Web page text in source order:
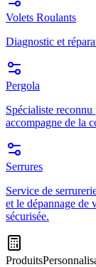
Volets Roulants
Diagnostic et
Pergola
Spécialiste
accompagne de la
Serrures
Service de
et le dépannage de
sécurisée.
Produits